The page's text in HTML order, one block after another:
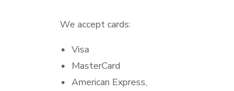
We accept cards:
Visa
MasterCard
American Express,